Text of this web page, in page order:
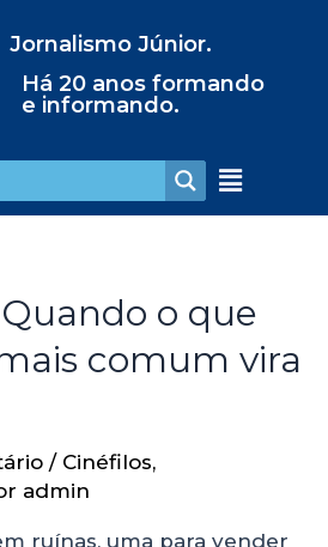
Jornalismo Júnior.
Há 20 anos formando
e informando.
o que
comum vira
/ Cinéfilos,
admin
ruínas, uma para vender